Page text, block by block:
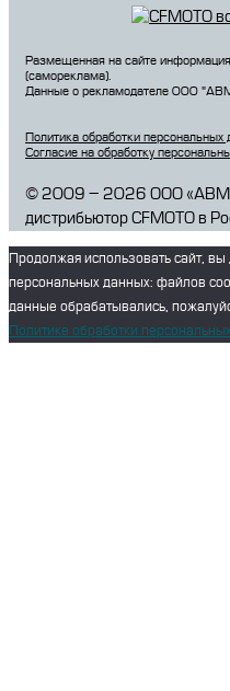
Размещенная на сайте
(самореклама).
Данные о рекламодателе 000
Политика обработки персональных
Согласие на обработку
© 2009 – 2026 ООО «АВМ-
дистрибьютор CFMOTO в
Продолжая использовать сайт, вы
персональных данных: файлов
данные обрабатывались,
Политике обработки